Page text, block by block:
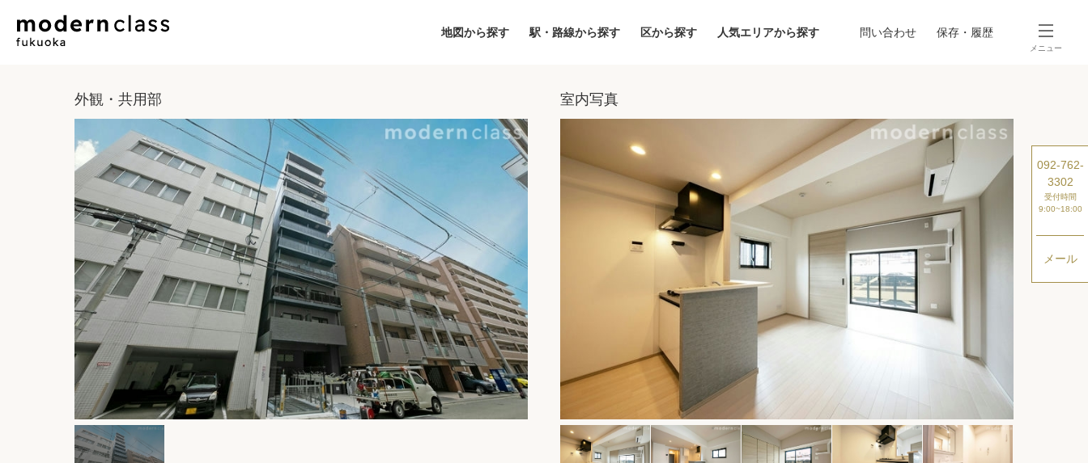
地図から探す 駅・路線から探す 区から探す 人気エリアから探す 問い合わせ 保存・履歴
メニュー
駅・路線から探す
区から探す
人気エリアから探す
保存した物件
閲覧履歴
保存した検索条件
外観・共用部 室内写真
092-762-
3302
受付時間
9:00~18:00
メール